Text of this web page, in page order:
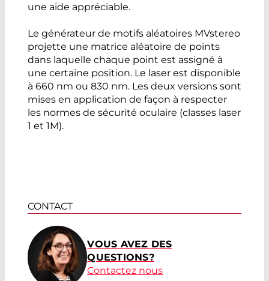
une aide appréciable.
Le générateur de motifs aléatoires MVstereo
projette une matrice aléatoire de points
dans laquelle chaque point est assigné à
une certaine position. Le laser est disponible
à 660 nm ou 830 nm. Les deux versions sont
mises en application de façon à respecter
les normes de sécurité oculaire (classes laser
1 et 1M).
CONTACT
VOUS AVEZ DES
QUESTIONS?
Contactez nous